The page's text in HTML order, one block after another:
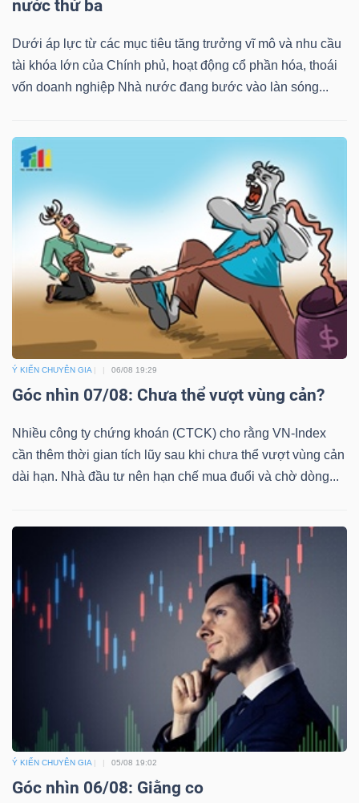
nước thứ ba
Dưới áp lực từ các mục tiêu tăng trưởng vĩ mô và nhu cầu
tài khóa lớn của Chính phủ, hoạt động cổ phần hóa, thoái
vốn doanh nghiệp Nhà nước đang bước vào làn sóng...
Ý KIẾN CHUYÊN GIA 06/08 19:29
Góc nhìn 07/08: Chưa thể vượt vùng cản?
Nhiều công ty chứng khoán (CTCK) cho rằng VN-Index
cần thêm thời gian tích lũy sau khi chưa thể vượt vùng cản
dài hạn. Nhà đầu tư nên hạn chế mua đuổi và chờ dòng...
Ý KIẾN CHUYÊN GIA 05/08 19:02
Góc nhìn 06/08: Giằng co